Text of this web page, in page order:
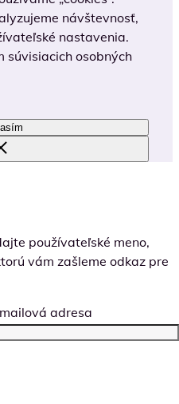
návštevnosť,
nastavenia.
súvisiacich osobných
používateľské meno,
vám zašleme odkaz pre
adresa